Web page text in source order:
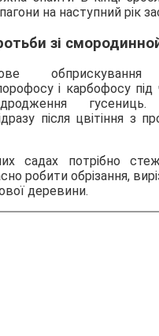
на наступний рік
зі
обприскування
і карбофосу під
гусениць.
після цвітіння з
садах потрібно
робити обрізання,
деревини.